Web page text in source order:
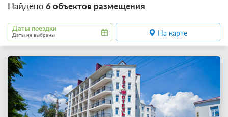
Найдено 6 объектов размещения
Даты поездки
Даты не выбраны На карте